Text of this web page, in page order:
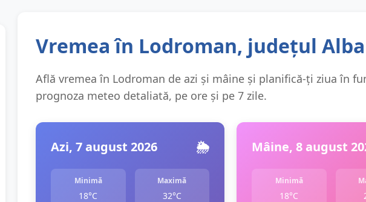
Vremea în Lodroman, județul Alba
Află vremea în Lodroman de azi și mâine și planifică-ți ziua în
prognoza meteo detaliată, pe ore și pe 7 zile.
Azi, 7 august 2026 🌦️
Minimă
18°C
Maximă
32°C
Mâine, 8 august
Minimă
18°C